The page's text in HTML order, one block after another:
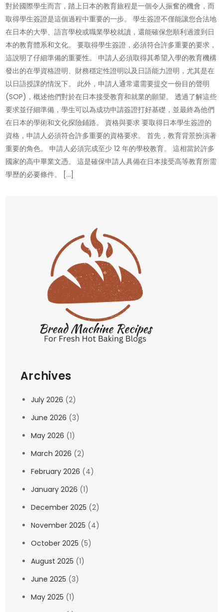
對於國際學生而言，踏上日本的教育旅程是一個令人振奮的機會，而
取得學生簽證是這個過程中重要的一步。 學生簽證不僅能讓您合法地
在日本的大學、語言學校或職業學校就讀，還能確保您順利過渡到日
本的教育體系和文化。 要取得學生簽證，必須符合許多重要的要求，
這說明了仔細準備的重要性。 申請人必須取得其希望入學的教育機構
發出的在學資格證明、財務穩定性證明以及日語能力證明，尤其是在
以日語授課的情況下。 此外，申請人通常還需要提交一份目的聲明
(SOP)，概述他們對於在日本接受教育和就業的願望。 透過了解這些
要求並仔細準備，學生可以為成功申請簽證打好基礎，並最終為他們
在日本的學術和文化探險鋪路。 資格與要求 要取得日本學生簽證的
資格，申請人必須符合許多重要的資格要求。 首先，教育背景扮演著
重要的角色。 申請人必須完成至少 12 年的學校教育。 這相當於許多
國家的高中畢業文憑。 這是確保申請人具備在日本接受高等教育所需
學歷的必要條件。 […]
Archives
July 2026 (2)
June 2026 (3)
May 2026 (1)
March 2026 (2)
February 2026 (4)
January 2026 (1)
December 2025 (2)
November 2025 (4)
October 2025 (5)
August 2025 (1)
June 2025 (3)
May 2025 (1)